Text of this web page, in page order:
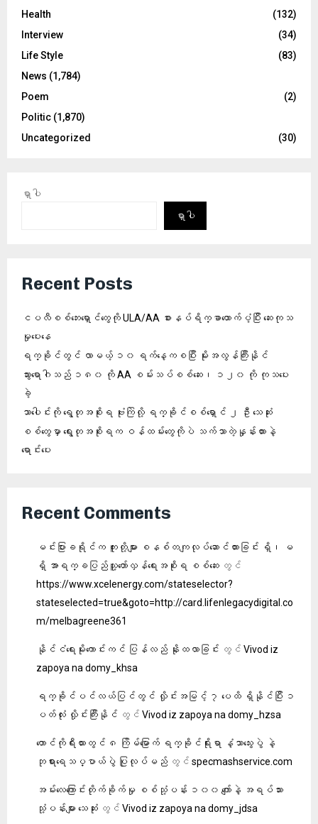
Health
(132)
Interview
(34)
Life Style
(83)
News (1,784)
Poem
(2)
Politic (1,870)
Uncategorized
(30)
ရှာပါ
ရှာပါ
Recent Posts
ငပလီစစ်ဘေးရှောင်တွေကို ULA/AA စားနပ်ရိက္ခာထောက်ပံ့ပြီး ဆေးကုသ
မှုပေးနေ
ရက္ခိုင်တွင် လာမယ့် ၁၀ ရက်နေ့ကစပြီး မိုးအလွန်ကြီးနိုင်
သွားရောဂါသည် ၁၈၀ ကို AA စမ်းသပ်စစ်ဆေး၊ ၁၂၀ ကို ကုသပေး
ခဲ့
သာပေါင်းကို ရွေတုအစိုးရ ဗုံးကြဲလို့ ရက္ခိုင်စစ်ရှောင် ၂ ဦး သေဆုံး
စစ်တွေမှာ ရွေးတုအစိုးရက ဝန်ထမ်းတွေကိုပဲ သက်သာတဲ့နှုန်းထားနဲ့
ရောင်းပေး
Recent Comments
မင်းပြားခရိုင်က ကူးတို့များ စနစ်တကျလုပ်ဆောင်ထားခြင်း ရှိ၊ မ
ရှိ အာရက္ခပြည်သူ့တော်လှန်ရေးအစိုးရ စစ်ဆေး တွင်
https://www.xcelenergy.com/stateselector?
stateselected=true&goto=http://card.lifenlegacydigital.co
m/melbagreene361
နိုင်ငံ‌ရေးမိုးကောင်းကင် ပြန်လည် နိုးထလာခြင်း တွင် Vivod iz
zapoya na domy_khsa
ရက္ခိုင်ပင်လယ်ပြင်တွင် လှိုင်းအမြင့် ၇ ပေထိ ရှိနိုင်ပြီး ၁
ပတ်လုံး လှိုင်းကြီးနိုင် တွင် Vivod iz zapoya na domy_hzsa
တောင်ကိုရီးယားတွင် ၈ ကြိမ်မြောက် ရက္ခိုင်ရိုးရာ နံ့သာသွေးပွဲ နဲ့
ဘုရားရေသပ္ပာယ်ပွဲ ပြုလုပ်မည် တွင် specmashservice.com
အမ်းလေကြောင်းတိုက်ခိုက်မှု စစ်သုံ့ပန်း ၁၀၀ ကျော်နဲ့ အရပ်သား
သုံ့ပန်းများ သေဆုံး တွင် Vivod iz zapoya na domy_jdsa